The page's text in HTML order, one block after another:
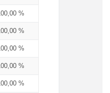
%
%
%
%
%